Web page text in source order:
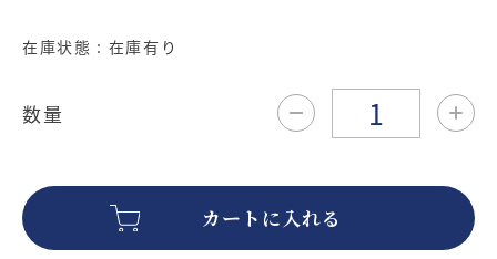
在庫状態 : 在庫有り
数量